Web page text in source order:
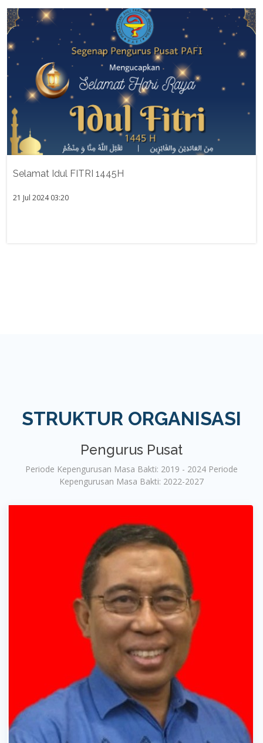
Selamat Idul FITRI 1445H
21 Jul 2024 03:20
STRUKTUR ORGANISASI
Pengurus Pusat
Periode Kepengurusan Masa Bakti: 2019 - 2024 Periode
Kepengurusan Masa Bakti: 2022-2027